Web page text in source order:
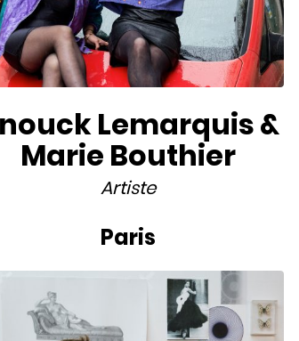
Lemarquis &
Marie Bouthier
Artiste
Paris